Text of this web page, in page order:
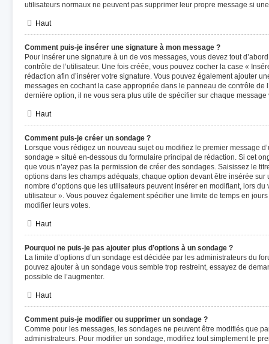
utilisateurs normaux ne peuvent pas supprimer leur propre message si
Haut
Comment puis-je insérer une signature à mon message ?
Pour insérer une signature à un de vos messages, vous devez tout
contrôle de l’utilisateur. Une fois créée, vous pouvez cocher la case «
rédaction afin d’insérer votre signature. Vous pouvez également ajouter
messages en cochant la case appropriée dans le panneau de contrôle de
dernière option, il ne vous sera plus utile de spécifier sur chaque message
Haut
Comment puis-je créer un sondage ?
Lorsque vous rédigez un nouveau sujet ou modifiez le premier message
sondage » situé en-dessous du formulaire principal de rédaction. Si cet
que vous n’ayez pas la permission de créer des sondages. Saisissez le
options dans les champs adéquats, chaque option devant être insérée
nombre d’options que les utilisateurs peuvent insérer en modifiant, lors
utilisateur ». Vous pouvez également spécifier une limite de temps en
modifier leurs votes.
Haut
Pourquoi ne puis-je pas ajouter plus d’options à un sondage ?
La limite d’options d’un sondage est décidée par les administrateurs du
pouvez ajouter à un sondage vous semble trop restreint, essayez de
possible de l’augmenter.
Haut
Comment puis-je modifier ou supprimer un sondage ?
Comme pour les messages, les sondages ne peuvent être modifiés que
administrateurs. Pour modifier un sondage, modifiez tout simplement le